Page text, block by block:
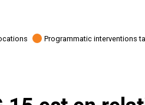
Programmatic interventions